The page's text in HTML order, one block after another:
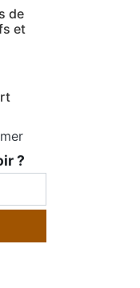
de
et
?